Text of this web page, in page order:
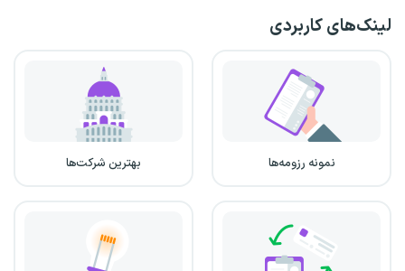
لینک‌های کاربردی
نمونه رزومه‌ها بهترین شرکت‌ها